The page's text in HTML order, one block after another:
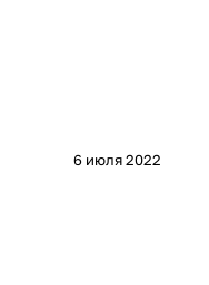
6 июля 2022